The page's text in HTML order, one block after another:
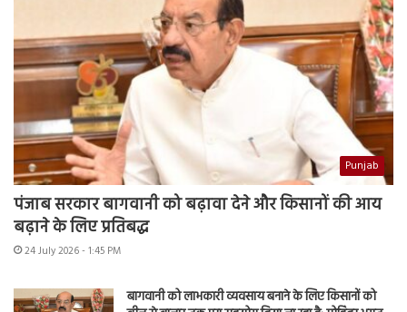
Punjab
पंजाब सरकार बागवानी को बढ़ावा देने और किसानों की आय
बढ़ाने के लिए प्रतिबद्ध
24 July 2026 - 1:45 PM
बागवानी को लाभकारी व्यवसाय बनाने के लिए किसानों को